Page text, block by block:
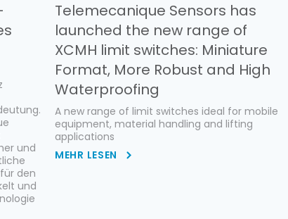
und
den
und
Telemecanique Sensors has
launched the new range of
XCMH limit switches: Miniature
Format, More Robust and High
Waterproofing
A new range of limit switches ideal for mobile
equipment, material handling and lifting
applications
MEHR LESEN